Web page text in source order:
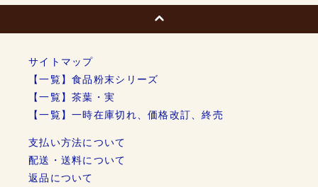
サイトマップ
【一覧】食品粉末シリーズ
【一覧】茶葉・実
【一覧】一時在庫切れ、価格改訂、終売
支払い方法について
配送・送料について
返品について